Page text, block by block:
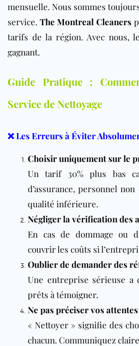
mensuelle. Nous sommes
service. The Montreal Cleaners
tarifs de la région. Avec nous,
gagnant.
Guide Pratique :
Service de Nettoyage
❌ Les Erreurs à Éviter
Choisir uniquement sur le
Un tarif 30% plus bas
d’assurance, personnel
qualité inférieure.
Négliger la vérification des
En cas de dommage ou
couvrir les coûts si
Oublier de demander des
Une entreprise sérieuse a
prêts à témoigner.
Ne pas préciser vos
« Nettoyer » signifie des
chacun. Communiquez